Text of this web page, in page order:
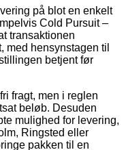
på blot en enkelt
Cold Pursuit –
transaktionen
med hensynstagen til
betjent før
fragt, men i reglen
beløb. Desuden
mulighed for levering,
Ringsted eller
pakken til en